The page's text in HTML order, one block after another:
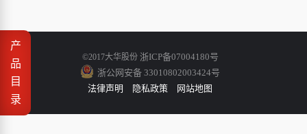
产
品
目
录
©2017大华股份 浙ICP备07004180号
浙公网安备 33010802003424号
法律声明
隐私政策 网站地图